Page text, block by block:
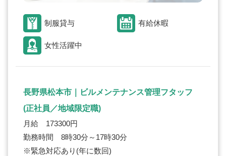
制服貸与 有給休暇
女性活躍中
長野県松本市｜ビルメンテナンス管理フタッフ
(正社員／地域限定職)
月給 173300円
勤務時間 8時30分～17時30分
※緊急対応あり(年に数回)